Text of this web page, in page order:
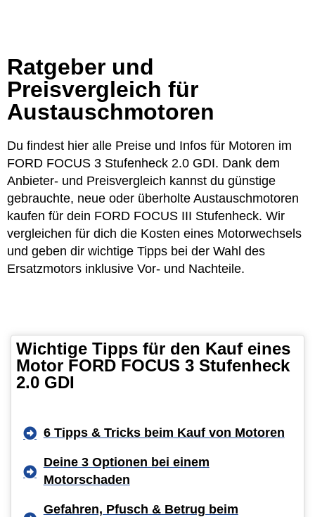
Ratgeber und
Preisvergleich für
Austauschmotoren
Du findest hier alle Preise und Infos für Motoren im
FORD FOCUS 3 Stufenheck 2.0 GDI. Dank dem
Anbieter- und Preisvergleich kannst du günstige
gebrauchte, neue oder überholte Austauschmotoren
kaufen für dein FORD FOCUS III Stufenheck. Wir
vergleichen für dich die Kosten eines Motorwechsels
und geben dir wichtige Tipps bei der Wahl des
Ersatzmotors inklusive Vor- und Nachteile.
Wichtige Tipps für den Kauf eines
Motor FORD FOCUS 3 Stufenheck
2.0 GDI
6 Tipps & Tricks beim Kauf von Motoren
Deine 3 Optionen bei einem
Motorschaden
Gefahren, Pfusch & Betrug beim